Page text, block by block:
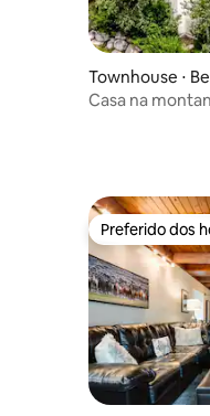
Townhouse ⋅
Casa na
Preferido dos
Preferido dos